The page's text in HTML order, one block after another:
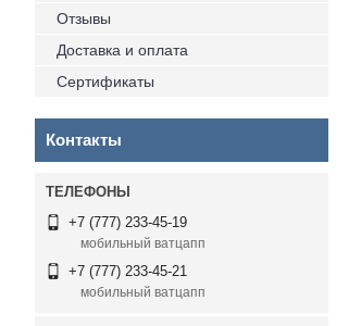
Отзывы
Доставка и оплата
Сертификаты
Контакты
+7 (777) 233-45-19
мобильный ватцапп
+7 (777) 233-45-21
мобильный ватцапп